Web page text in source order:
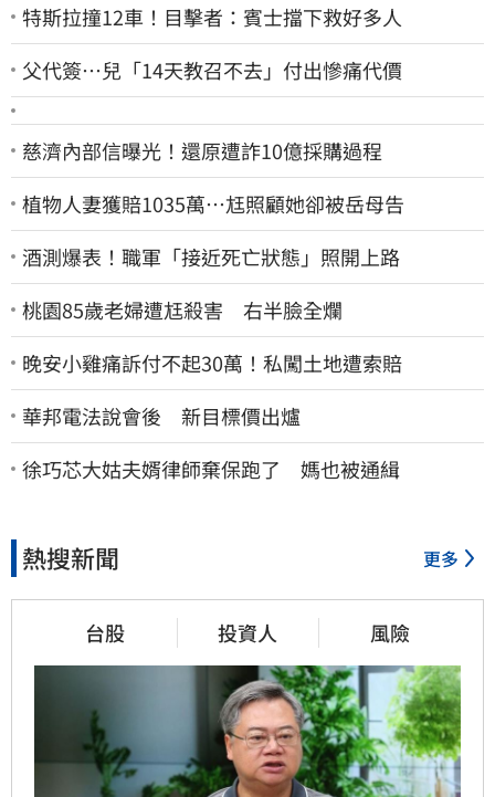
特斯拉撞12車！目擊者：賓士擋下救好多人
父代簽…兒「14天教召不去」付出慘痛代價
慈濟內部信曝光！還原遭詐10億採購過程
植物人妻獲賠1035萬…尪照顧她卻被岳母告
酒測爆表！職軍「接近死亡狀態」照開上路
桃園85歲老婦遭尪殺害 右半臉全爛
晚安小雞痛訴付不起30萬！私闖土地遭索賠
華邦電法說會後 新目標價出爐
徐巧芯大姑夫婿律師棄保跑了 媽也被通緝
熱搜新聞 更多
台股 投資人 風險